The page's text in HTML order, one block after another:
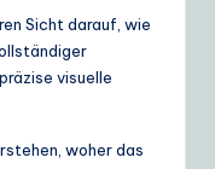
Sicht darauf, wie
visuelle
woher das